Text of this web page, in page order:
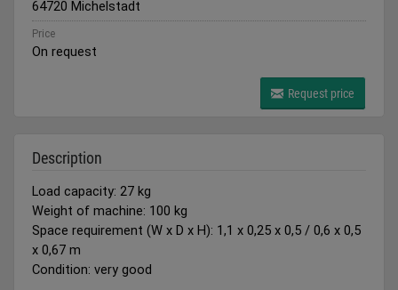
64720 Michelstadt
Price
On request
Request price
Description
Load capacity: 27 kg
Weight of machine: 100 kg
Space requirement (W x D x H): 1,1 x 0,25 x 0,5 / 0,6 x 0,5
x 0,67 m
Condition: very good